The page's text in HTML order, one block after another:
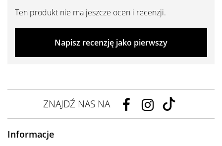
Ten produkt nie ma jeszcze ocen i recenzji.
Napisz recenzję jako pierwszy
ZNAJDŹ NAS NA
Informacje